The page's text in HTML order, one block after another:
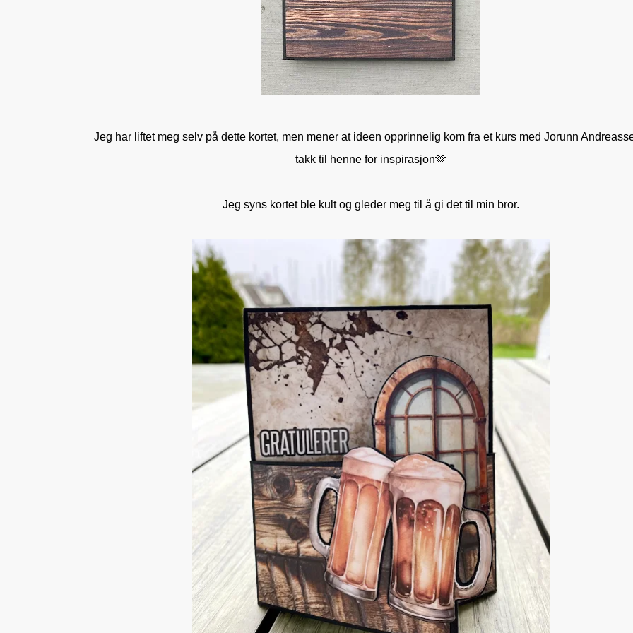
Jeg har liftet meg selv på dette kortet, men mener at ideen opprinnelig kom fra et kurs med Jorunn
takk til henne for inspirasjon🫶
Jeg syns kortet ble kult og gleder meg til å gi det til min bror.